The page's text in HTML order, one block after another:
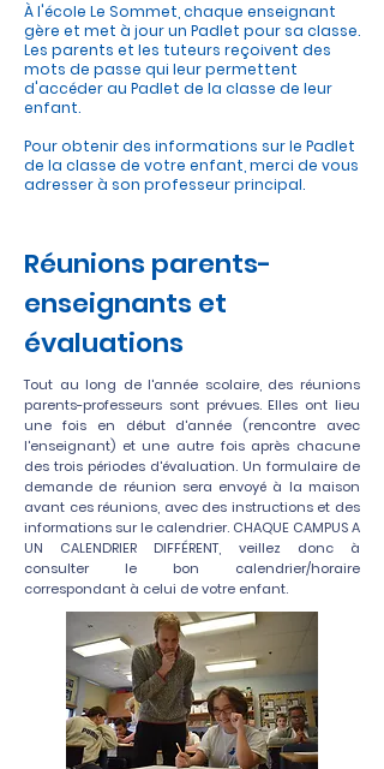
À l'école Le Sommet, chaque enseignant
gère et met à jour un Padlet pour sa classe.
Les parents et les tuteurs reçoivent des
mots de passe qui leur permettent
d'accéder au Padlet de la classe de leur
enfant.
Pour obtenir des informations sur le Padlet
de la classe de votre enfant, merci de vous
adresser à son professeur principal.
Réunions parents-
enseignants et
évaluations
Tout au long de l'année scolaire, des réunions
parents-professeurs sont prévues. Elles ont lieu
une fois en début d'année (rencontre avec
l'enseignant) et une autre fois après chacune
des trois périodes d'évaluation. Un formulaire de
demande de réunion sera envoyé à la maison
avant ces réunions, avec des instructions et des
informations sur le calendrier. CHAQUE CAMPUS A
UN CALENDRIER DIFFÉRENT, veillez donc à
consulter le bon calendrier/horaire
correspondant à celui de votre enfant.